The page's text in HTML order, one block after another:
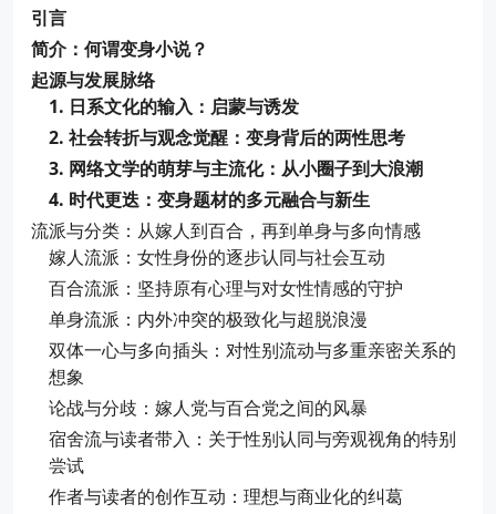
引言
简介：何谓变身小说？
起源与发展脉络
1. 日系文化的输入：启蒙与诱发
2. 社会转折与观念觉醒：变身背后的两性思考
3. 网络文学的萌芽与主流化：从小圈子到大浪潮
4. 时代更迭：变身题材的多元融合与新生
流派与分类：从嫁人到百合，再到单身与多向情感
嫁人流派：女性身份的逐步认同与社会互动
百合流派：坚持原有心理与对女性情感的守护
单身流派：内外冲突的极致化与超脱浪漫
双体一心与多向插头：对性别流动与多重亲密关系的
想象
论战与分歧：嫁人党与百合党之间的风暴
宿舍流与读者带入：关于性别认同与旁观视角的特别
尝试
作者与读者的创作互动：理想与商业化的纠葛